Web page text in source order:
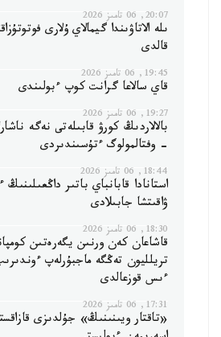
20:07, 06 تامىز 2026
ىلە الاتاۋىندا گيمالاي ۇلارى
قالدى
19:45, 06 تامىز 2026
قاي سالاعا گرانت كوپ ءبولىندى
19:27, 06 تامىز 2026
بالالاردىڭ كورۋ قابىلەتى نەگە
- وفتالمولوگ ءتۇسىندىردى
18:44, 06 تامىز 2026
استانادا قابانباي باتىر داڭعىلىنىڭ
ۋاقىتشا جابىلادى
18:30, 06 تامىز 2026
تريلليون تەڭگە ماجبۇرلەپ
ءىس قوزعالدى
17:31, 06 تامىز 2026
«تاقتار ويىنىنىڭ» جۇلدىزى